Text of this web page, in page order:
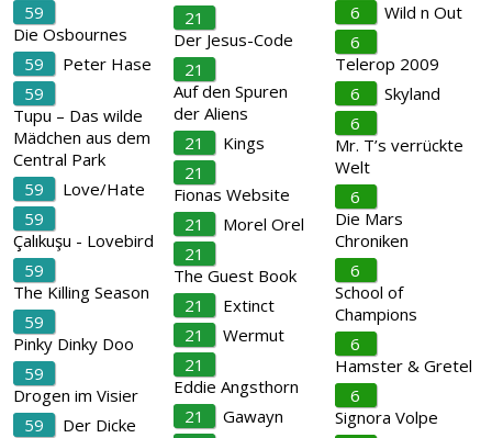
59
Die Osbournes
59
Peter Hase
59
Tupu – Das wilde
Mädchen aus dem
Central Park
59
Love/Hate
59
Çalıkuşu - Lovebird
59
The Killing Season
59
Pinky Dinky Doo
59
Drogen im Visier
59
Der Dicke
21
Der Jesus-Code
21
Auf den Spuren
der Aliens
21
Kings
21
Fionas Website
21
Morel Orel
21
The Guest Book
21
Extinct
21
Wermut
21
Eddie Angsthorn
21
Gawayn
6
Wild n Out
6
Telerop 2009
6
Skyland
6
Mr. T’s verrückte
Welt
6
Die Mars
Chroniken
6
School of
Champions
6
Hamster & Gretel
6
Signora Volpe